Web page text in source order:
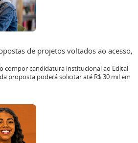
de projetos voltados ao acesso,
compor candidatura institucional ao Edital
proposta poderá solicitar até R$ 30 mil em